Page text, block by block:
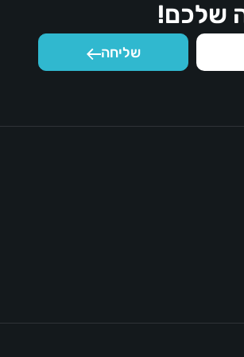
שלכם!
שליחה